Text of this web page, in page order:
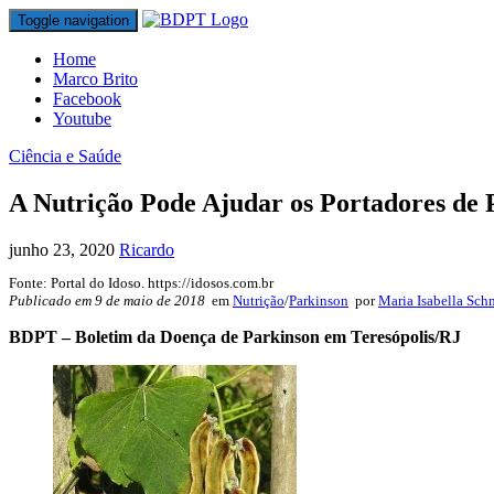
Toggle navigation
Home
Marco Brito
Facebook
Youtube
Ciência e Saúde
A Nutrição Pode Ajudar os Portadores de
junho 23, 2020 Ricardo
Fonte: Portal do Idoso. https://idosos.com.br
Publicado em 9 de maio de 2018 em Nutrição/Parkinson porMaria Isabella
BDPT – Boletim da Doença de Parkinson em Teresópolis/RJ